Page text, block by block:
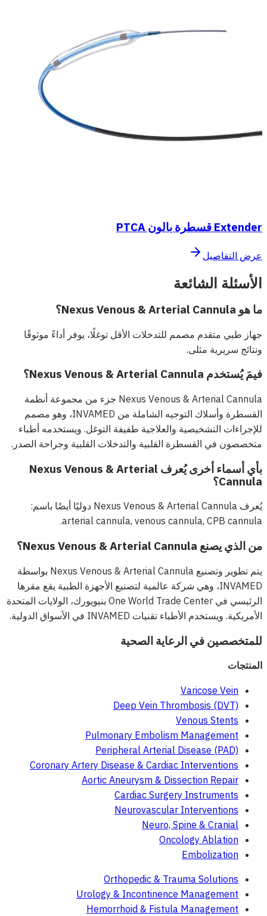
Extender قسطرة بالون PTCA
عرض التفاصيل
الأسئلة الشائعة
ما هو Nexus Venous & Arterial Cannula؟
جهاز طبي متقدم مصمم للتدخلات الأقل توغلًا، يوفر أداءً موثوقًا
ونتائج سريرية مثلى.
فيمَ يُستخدم Nexus Venous & Arterial Cannula؟
Nexus Venous & Arterial Cannula جزء من مجموعة أنظمة
القسطرة وأسلاك التوجيه الشاملة من INVAMED، وهو مصمم
للإجراءات التشخيصية والعلاجية طفيفة التوغل. ويستخدمه أطباء
متخصصون في القسطرة القلبية والتدخلات القلبية وجراحة الصدر.
بأي أسماء أخرى يُعرف Nexus Venous & Arterial
Cannula؟
يُعرف Nexus Venous & Arterial Cannula دوليًا أيضًا باسم:
arterial cannula, venous cannula, CPB cannula.
من الذي يصنع Nexus Venous & Arterial Cannula؟
يتم تطوير وتصنيع Nexus Venous & Arterial Cannula بواسطة
INVAMED، وهي شركة عالمية لتصنيع الأجهزة الطبية يقع مقرها
الرئيسي في One World Trade Center بنيويورك، الولايات المتحدة
الأمريكية. ويستخدم الأطباء تقنيات INVAMED في الأسواق الدولية.
للمتخصصين في الرعاية الصحية
المنتجات
Varicose Vein
Deep Vein Thrombosis (DVT)
Venous Stents
Pulmonary Embolism Management
Peripheral Arterial Disease (PAD)
Coronary Artery Disease & Cardiac Interventions
Aortic Aneurysm & Dissection Repair
Cardiac Surgery Instruments
Neurovascular Interventions
Neuro, Spine & Cranial
Oncology Ablation
Embolization
Orthopedic & Trauma Solutions
Urology & Incontinence Management
Hemorrhoid & Fistula Management